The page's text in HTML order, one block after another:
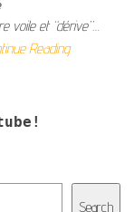
voile et “dérive”…
Reading
Search